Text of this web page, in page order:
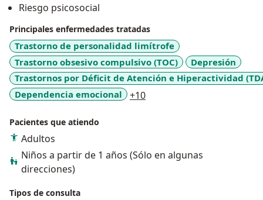
Riesgo psicosocial
Principales enfermedades tratadas
Trastorno de personalidad limítrofe
Trastorno obsesivo compulsivo (TOC)
Depresión
Trastornos por Déficit de Atención e Hiperactividad
Dependencia emocional
+10a11y_sr_more_diseases
Pacientes que atiendo
Adultos
Niños a partir de 1 años (Sólo en algunas
direcciones)
Tipos de consulta